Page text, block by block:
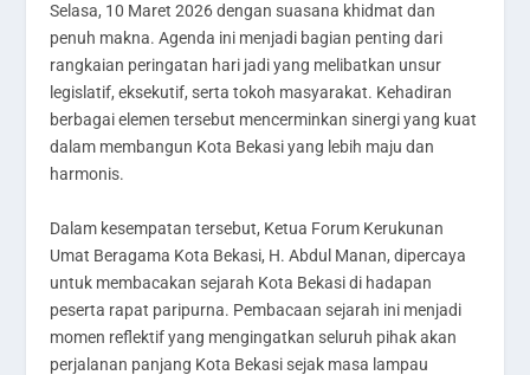
Selasa, 10 Maret 2026 dengan suasana khidmat dan
penuh makna. Agenda ini menjadi bagian penting dari
rangkaian peringatan hari jadi yang melibatkan unsur
legislatif, eksekutif, serta tokoh masyarakat. Kehadiran
berbagai elemen tersebut mencerminkan sinergi yang kuat
dalam membangun Kota Bekasi yang lebih maju dan
harmonis.
Dalam kesempatan tersebut, Ketua Forum Kerukunan
Umat Beragama Kota Bekasi, H. Abdul Manan, dipercaya
untuk membacakan sejarah Kota Bekasi di hadapan
peserta rapat paripurna. Pembacaan sejarah ini menjadi
momen reflektif yang mengingatkan seluruh pihak akan
perjalanan panjang Kota Bekasi sejak masa lampau